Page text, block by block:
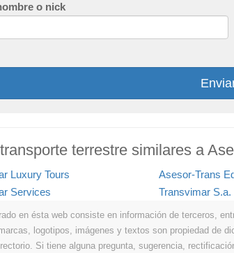
o nick
terrestre similares a
Luxury Tours Asesor-Trans
Services
Transvimar S.a.
en ésta web consiste en información de terceros,
logotipos, imágenes y textos son propiedad de
Si tiene alguna pregunta, sugerencia,